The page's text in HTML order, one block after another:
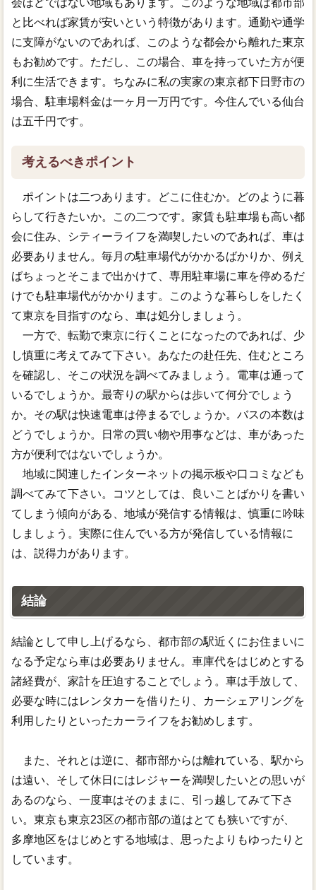
と比べれば家賃が安いという特徴があります。通勤や通学
に支障がないのであれば、このような都会から離れた東京
もお勧めです。ただし、この場合、車を持っていた方が便
利に生活できます。ちなみに私の実家の東京都下日野市の
場合、駐車場料金は一ヶ月一万円です。今住んでいる仙台
は五千円です。
考えるべきポイント
ポイントは二つあります。どこに住むか。どのように暮
らして行きたいか。この二つです。家賃も駐車場も高い都
会に住み、シティーライフを満喫したいのであれば、車は
必要ありません。毎月の駐車場代がかかるばかりか、例え
ばちょっとそこまで出かけて、専用駐車場に車を停めるだ
けでも駐車場代がかかります。このような暮らしをしたく
て東京を目指すのなら、車は処分しましょう。
一方で、転勤で東京に行くことになったのであれば、少
し慎重に考えてみて下さい。あなたの赴任先、住むところ
を確認し、そこの状況を調べてみましょう。電車は通って
いるでしょうか。最寄りの駅からは歩いて何分でしょう
か。その駅は快速電車は停まるでしょうか。バスの本数は
どうでしょうか。日常の買い物や用事などは、車があった
方が便利ではないでしょうか。
地域に関連したインターネットの掲示板や口コミなども
調べてみて下さい。コツとしては、良いことばかりを書い
てしまう傾向がある、地域が発信する情報は、慎重に吟味
しましょう。実際に住んでいる方が発信している情報に
は、説得力があります。
結論
結論として申し上げるなら、都市部の駅近くにお住まいに
なる予定なら車は必要ありません。車庫代をはじめとする
諸経費が、家計を圧迫することでしょう。車は手放して、
必要な時にはレンタカーを借りたり、カーシェアリングを
利用したりといったカーライフをお勧めします。
また、それとは逆に、都市部からは離れている、駅から
は遠い、そして休日にはレジャーを満喫したいとの思いが
あるのなら、一度車はそのままに、引っ越してみて下さ
い。東京も東京23区の都市部の道はとても狭いですが、
多摩地区をはじめとする地域は、思ったよりもゆったりと
しています。